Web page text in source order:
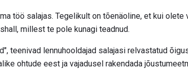
töö salajas. Tegelikult on tõenäoline, et kui
millest te pole kunagi teadnud.
teenivad lennuhooldajad salajasi relvastatud
ohtude eest ja vajadusel rakendada